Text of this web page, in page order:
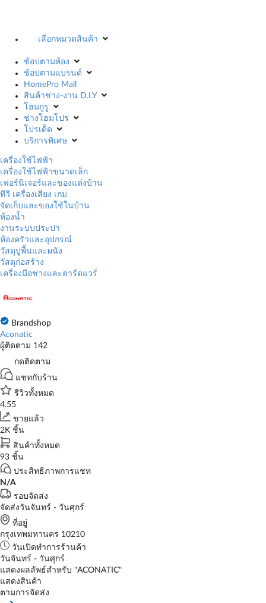
เลือกหมวดสินค้า
ช้อปตามห้อง
ช้อปตามแบรนด์
HomePro Mall
สินค้าช่าง-งาน D.I.Y
โฮมกูรู
ช่างโฮมโปร
โปรเด็ด
บริการพิเศษ
เครื่องใช้ไฟฟ้า
เครื่องใช้ไฟฟ้าขนาดเล็ก
เฟอร์นิเจอร์และของแต่งบ้าน
ทีวี เครื่องเสียง เกม
จัดเก็บและของใช้ในบ้าน
ห้องน้ำ
งานระบบประปา
ห้องครัวและอุปกรณ์
วัสดุปูพื้นและผนัง
วัสดุก่อสร้าง
เครื่องมือช่างและฮาร์ดแวร์
Brandshop
Aconatic
ผู้ติดตาม 142
กดติดตาม
แชทกับร้าน
รีวิวทั้งหมด
4.55
ขายแล้ว
2K ชิ้น
สินค้าทั้งหมด
93 ชิ้น
ประสิทธิภาพการแชท
N/A
รอบจัดส่ง
จัดส่งวันจันทร์ - วันศุกร์
ที่อยู่
กรุงเทพมหานคร 10210
วันเปิดทำการร้านค้า
วันจันทร์ - วันศุกร์
แสดงผลลัพธ์สำหรับ "ACONATIC"
แสดงสินค้า
ตามการจัดส่ง